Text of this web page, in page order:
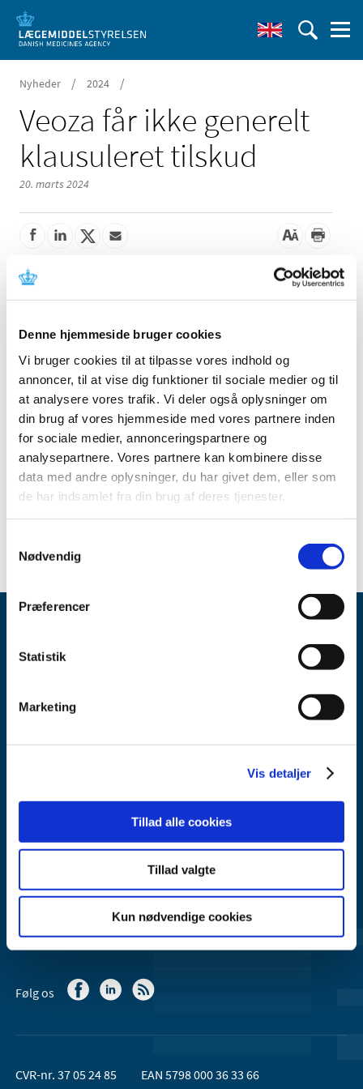
Denne hjemmeside bruger cookies
Vi bruger cookies til at tilpasse vores indhold og
annoncer, til at vise dig funktioner til sociale medier og til
at analysere vores trafik. Vi deler også oplysninger om
din brug af vores hjemmeside med vores partnere inden
for sociale medier, annonceringspartnere og
analysepartnere. Vores partnere kan kombinere disse
data med andre oplysninger, du har givet dem, eller som
de har indsamlet fra din brug af deres tjenester.
Nødvendig
Præferencer
Statistik
Marketing
Vis detaljer
Tillad alle cookies
Tillad valgte
Kun nødvendige cookies
Nyheder / 2024 /
Veoza får ikke generelt
klausuleret tilskud
20. marts 2024
Lægemiddelstyrelsen har besluttet, at Veoza tabletter,
der indeholder fezolinetant i styrken 45 mg, ikke skal
klausuleret tilskud til patienter omfattet af den
foreslåede klausul.
Veoza er godkendt til behandling af moderate til svære
hede-svedeture i forbindelse med overgangsalderen.
Vi har udarbejdet vejledende kriterier for enkelttilskud til
Veoza, som findes på vores hjemmesideher.
Læs Lægemiddelstyrelsens afgørelse (pdf)
Axel Heides Gade 1
Lægemiddelstyrelsen er en del af
Sundheds- og Kirkeministeriet.
Kontakt Lægemiddelstyrelsen
44 88 95 95 (kl. 9 - 15)
Følg os
CVR-nr. 37 05 24 85 EAN 5798 000 36 33 66